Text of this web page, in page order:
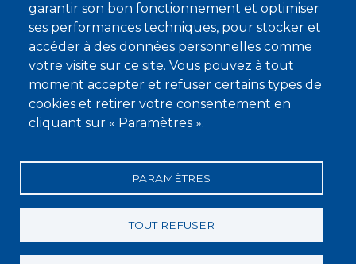
garantir son bon fonctionnement et optimiser
ses performances techniques, pour stocker et
accéder à des données personnelles comme
votre visite sur ce site. Vous pouvez à tout
moment accepter et refuser certains types de
cookies et retirer votre consentement en
cliquant sur « Paramètres ».
PARAMÈTRES
TOUT REFUSER
À propos
Qui sommes-nous ?
Devenir membre
Mentions légales
Conditions générales de vente